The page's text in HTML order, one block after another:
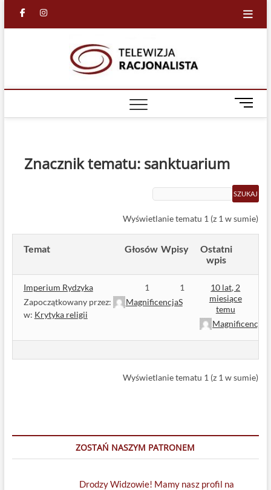
facebook
in
M
e
t
n
Znacznik tematu: sanktuarium
Wyświetlanie tematu 1 (z 1 w sumie)
Temat Głosów Wpisy
Ostatni
wpis
Imperium Rydzyka
Zapoczątkowany przez:
MagnificencjaS
w: Krytyka religii
1 1
10 lat, 2
miesiące
temu
MagnificencjaS
Wyświetlanie tematu 1 (z 1 w sumie)
ZOSTAŃ NASZYM PATRONEM
Drodzy Widzowie! Mamy nasz profil na